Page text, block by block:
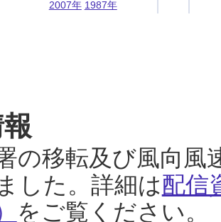
2007年 1987年
の移転及び風向風
した。詳細は配信
をご覧ください。